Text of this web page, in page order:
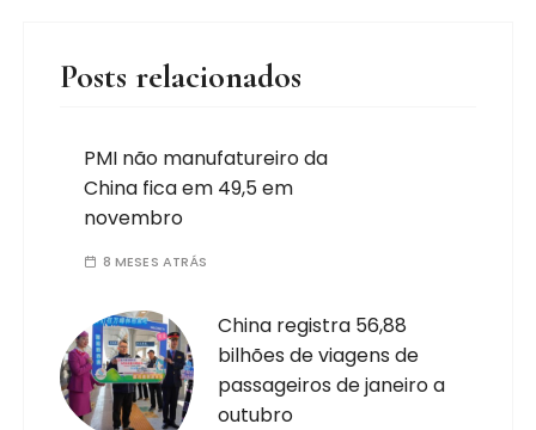
Posts relacionados
PMI não manufatureiro da
China fica em 49,5 em
novembro
8 MESES ATRÁS
China registra 56,88
bilhões de viagens de
passageiros de janeiro a
outubro